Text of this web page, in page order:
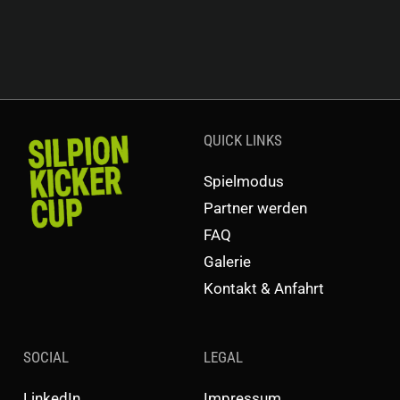
QUICK LINKS
Spielmodus
Partner werden
FAQ
Galerie
Kontakt & Anfahrt
SOCIAL LEGAL